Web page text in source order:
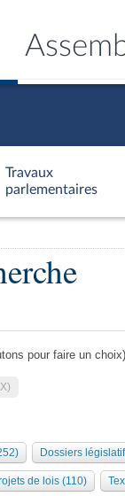
Travaux
parlementaires
Collège des
pour faire un choix)
Dossiers
de lois (110)